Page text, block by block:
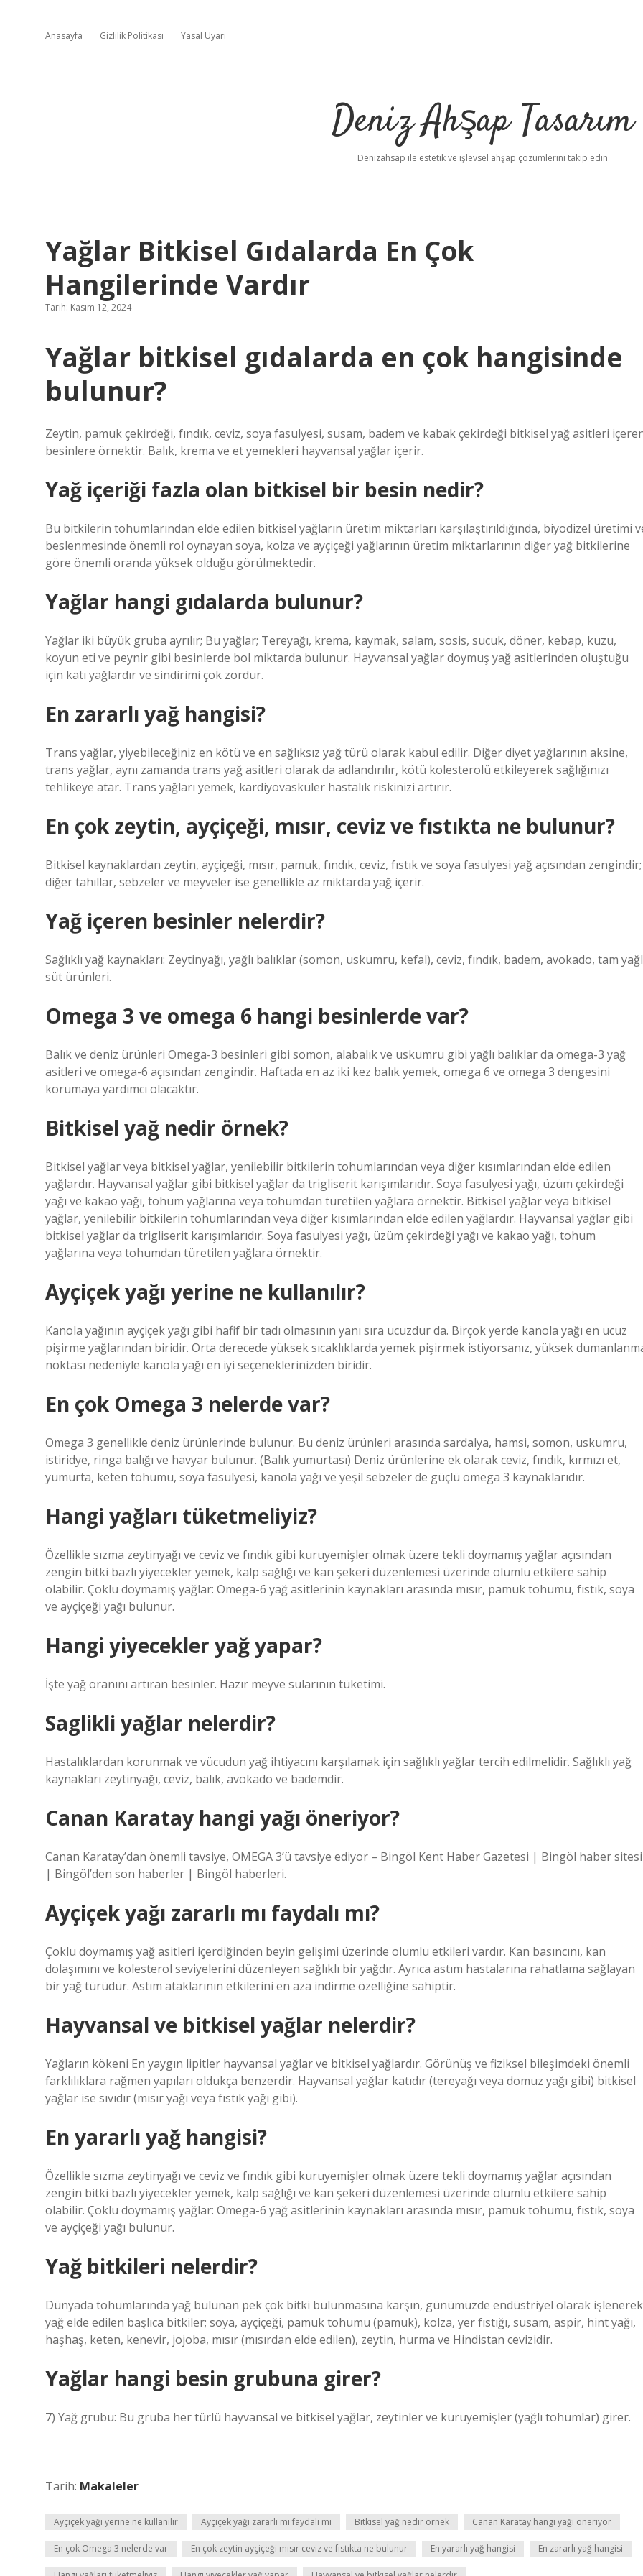
Anasayfa Gizlilik Politikası Yasal Uyarı
Deniz Ahşap Tasarım
Denizahsap ile estetik ve işlevsel ahşap çözümlerini takip edin
Yağlar Bitkisel Gıdalarda En Çok
Hangilerinde Vardır
Tarih: Kasım 12, 2024
Yağlar bitkisel gıdalarda en çok hangisinde
bulunur?
Zeytin, pamuk çekirdeği, fındık, ceviz, soya fasulyesi, susam, badem ve kabak çekirdeği bitkisel yağ asitleri
besinlere örnektir. Balık, krema ve et yemekleri hayvansal yağlar içerir.
Yağ içeriği fazla olan bitkisel bir besin nedir?
Bu bitkilerin tohumlarından elde edilen bitkisel yağların üretim miktarları karşılaştırıldığında, biyodizel üretimi
beslenmesinde önemli rol oynayan soya, kolza ve ayçiçeği yağlarının üretim miktarlarının diğer yağ bitkilerine
göre önemli oranda yüksek olduğu görülmektedir.
Yağlar hangi gıdalarda bulunur?
Yağlar iki büyük gruba ayrılır; Bu yağlar; Tereyağı, krema, kaymak, salam, sosis, sucuk, döner, kebap, kuzu,
koyun eti ve peynir gibi besinlerde bol miktarda bulunur. Hayvansal yağlar doymuş yağ asitlerinden oluştuğu
için katı yağlardır ve sindirimi çok zordur.
En zararlı yağ hangisi?
Trans yağlar, yiyebileceğiniz en kötü ve en sağlıksız yağ türü olarak kabul edilir. Diğer diyet yağlarının aksine,
trans yağlar, aynı zamanda trans yağ asitleri olarak da adlandırılır, kötü kolesterolü etkileyerek sağlığınızı
tehlikeye atar. Trans yağları yemek, kardiyovasküler hastalık riskinizi artırır.
En çok zeytin, ayçiçeği, mısır, ceviz ve fıstıkta ne bulunur?
Bitkisel kaynaklardan zeytin, ayçiçeği, mısır, pamuk, fındık, ceviz, fıstık ve soya fasulyesi yağ açısından zengindir;
diğer tahıllar, sebzeler ve meyveler ise genellikle az miktarda yağ içerir.
Yağ içeren besinler nelerdir?
Sağlıklı yağ kaynakları: Zeytinyağı, yağlı balıklar (somon, uskumru, kefal), ceviz, fındık, badem, avokado, tam
süt ürünleri.
Omega 3 ve omega 6 hangi besinlerde var?
Balık ve deniz ürünleri Omega-3 besinleri gibi somon, alabalık ve uskumru gibi yağlı balıklar da omega-3 yağ
asitleri ve omega-6 açısından zengindir. Haftada en az iki kez balık yemek, omega 6 ve omega 3 dengesini
korumaya yardımcı olacaktır.
Bitkisel yağ nedir örnek?
Bitkisel yağlar veya bitkisel yağlar, yenilebilir bitkilerin tohumlarından veya diğer kısımlarından elde edilen
yağlardır. Hayvansal yağlar gibi bitkisel yağlar da trigliserit karışımlarıdır. Soya fasulyesi yağı, üzüm çekirdeği
yağı ve kakao yağı, tohum yağlarına veya tohumdan türetilen yağlara örnektir. Bitkisel yağlar veya bitkisel
yağlar, yenilebilir bitkilerin tohumlarından veya diğer kısımlarından elde edilen yağlardır. Hayvansal yağlar gibi
bitkisel yağlar da trigliserit karışımlarıdır. Soya fasulyesi yağı, üzüm çekirdeği yağı ve kakao yağı, tohum
yağlarına veya tohumdan türetilen yağlara örnektir.
Ayçiçek yağı yerine ne kullanılır?
Kanola yağının ayçiçek yağı gibi hafif bir tadı olmasının yanı sıra ucuzdur da. Birçok yerde kanola yağı en ucuz
pişirme yağlarından biridir. Orta derecede yüksek sıcaklıklarda yemek pişirmek istiyorsanız, yüksek
noktası nedeniyle kanola yağı en iyi seçeneklerinizden biridir.
En çok Omega 3 nelerde var?
Omega 3 genellikle deniz ürünlerinde bulunur. Bu deniz ürünleri arasında sardalya, hamsi, somon, uskumru,
istiridye, ringa balığı ve havyar bulunur. (Balık yumurtası) Deniz ürünlerine ek olarak ceviz, fındık, kırmızı et,
yumurta, keten tohumu, soya fasulyesi, kanola yağı ve yeşil sebzeler de güçlü omega 3 kaynaklarıdır.
Hangi yağları tüketmeliyiz?
Özellikle sızma zeytinyağı ve ceviz ve fındık gibi kuruyemişler olmak üzere tekli doymamış yağlar açısından
zengin bitki bazlı yiyecekler yemek, kalp sağlığı ve kan şekeri düzenlemesi üzerinde olumlu etkilere sahip
olabilir. Çoklu doymamış yağlar: Omega-6 yağ asitlerinin kaynakları arasında mısır, pamuk tohumu, fıstık, soya
ve ayçiçeği yağı bulunur.
Hangi yiyecekler yağ yapar?
İşte yağ oranını artıran besinler. Hazır meyve sularının tüketimi.
Saglikli yağlar nelerdir?
Hastalıklardan korunmak ve vücudun yağ ihtiyacını karşılamak için sağlıklı yağlar tercih edilmelidir. Sağlıklı yağ
kaynakları zeytinyağı, ceviz, balık, avokado ve bademdir.
Canan Karatay hangi yağı öneriyor?
Canan Karatay’dan önemli tavsiye, OMEGA 3’ü tavsiye ediyor – Bingöl Kent Haber Gazetesi | Bingöl haber sitesi
| Bingöl’den son haberler | Bingöl haberleri.
Ayçiçek yağı zararlı mı faydalı mı?
Çoklu doymamış yağ asitleri içerdiğinden beyin gelişimi üzerinde olumlu etkileri vardır. Kan basıncını, kan
dolaşımını ve kolesterol seviyelerini düzenleyen sağlıklı bir yağdır. Ayrıca astım hastalarına rahatlama sağlayan
bir yağ türüdür. Astım ataklarının etkilerini en aza indirme özelliğine sahiptir.
Hayvansal ve bitkisel yağlar nelerdir?
Yağların kökeni En yaygın lipitler hayvansal yağlar ve bitkisel yağlardır. Görünüş ve fiziksel bileşimdeki önemli
farklılıklara rağmen yapıları oldukça benzerdir. Hayvansal yağlar katıdır (tereyağı veya domuz yağı gibi) bitkisel
yağlar ise sıvıdır (mısır yağı veya fıstık yağı gibi).
En yararlı yağ hangisi?
Özellikle sızma zeytinyağı ve ceviz ve fındık gibi kuruyemişler olmak üzere tekli doymamış yağlar açısından
zengin bitki bazlı yiyecekler yemek, kalp sağlığı ve kan şekeri düzenlemesi üzerinde olumlu etkilere sahip
olabilir. Çoklu doymamış yağlar: Omega-6 yağ asitlerinin kaynakları arasında mısır, pamuk tohumu, fıstık, soya
ve ayçiçeği yağı bulunur.
Yağ bitkileri nelerdir?
Dünyada tohumlarında yağ bulunan pek çok bitki bulunmasına karşın, günümüzde endüstriyel olarak işlenerek
yağ elde edilen başlıca bitkiler; soya, ayçiçeği, pamuk tohumu (pamuk), kolza, yer fıstığı, susam, aspir, hint yağı,
haşhaş, keten, kenevir, jojoba, mısır (mısırdan elde edilen), zeytin, hurma ve Hindistan cevizidir.
Yağlar hangi besin grubuna girer?
7) Yağ grubu: Bu gruba her türlü hayvansal ve bitkisel yağlar, zeytinler ve kuruyemişler (yağlı tohumlar) girer.
Tarih: Makaleler
Ayçiçek yağı yerine ne kullanılır Ayçiçek yağı zararlı mı faydalı mı Bitkisel yağ nedir örnek Canan Karatay hangi yağı öneriyor
En çok Omega 3 nelerde var En çok zeytin ayçiçeği mısır ceviz ve fıstıkta ne bulunur En yararlı yağ hangisi En zararlı yağ hangisi